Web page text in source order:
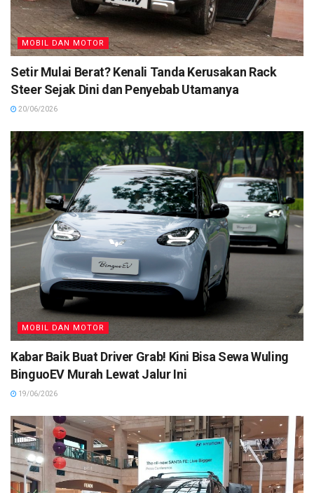
MOBIL DAN MOTOR
Setir Mulai Berat? Kenali Tanda Kerusakan Rack
Steer Sejak Dini dan Penyebab Utamanya
20/06/2026
MOBIL DAN MOTOR
Kabar Baik Buat Driver Grab! Kini Bisa Sewa Wuling
BinguoEV Murah Lewat Jalur Ini
19/06/2026